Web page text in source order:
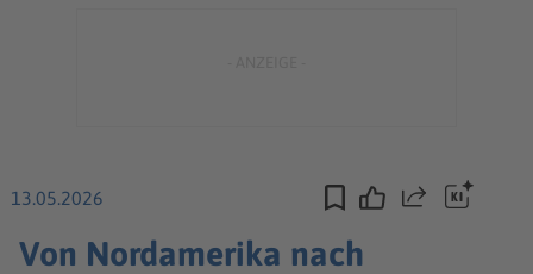
13.05.2026 Teilen
Von Nordamerika nach